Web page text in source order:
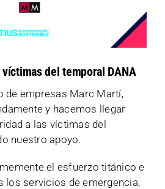
del temporal DANA
de empresas Marc Martí,
y hacemos llegar
a las víctimas del
nuestro apoyo.
el esfuerzo titánico e
los servicios de emergencia,